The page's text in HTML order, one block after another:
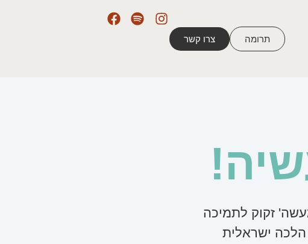
תרומה צרו קשר
זקוק לתמיכה
הלכה ישראלית